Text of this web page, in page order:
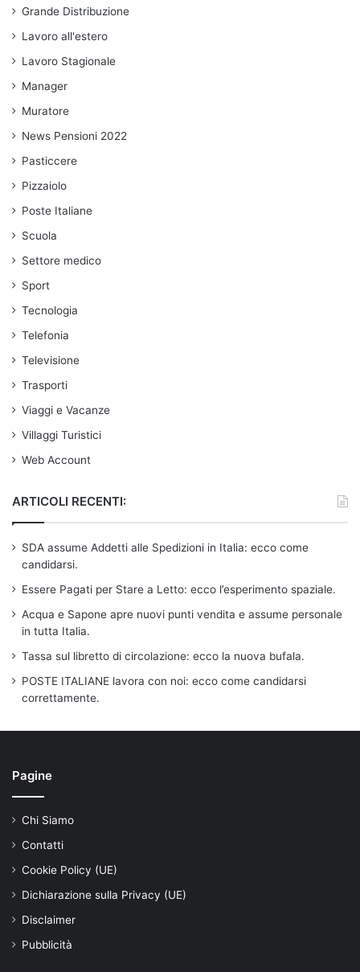
Grande Distribuzione
Lavoro all'estero
Lavoro Stagionale
Manager
Muratore
News Pensioni 2022
Pasticcere
Pizzaiolo
Poste Italiane
Scuola
Settore medico
Sport
Tecnologia
Telefonia
Televisione
Trasporti
Viaggi e Vacanze
Villaggi Turistici
Web Account
ARTICOLI RECENTI:
SDA assume Addetti alle Spedizioni in Italia: ecco come
candidarsi.
Essere Pagati per Stare a Letto: ecco l’esperimento spaziale.
Acqua e Sapone apre nuovi punti vendita e assume personale
in tutta Italia.
Tassa sul libretto di circolazione: ecco la nuova bufala.
POSTE ITALIANE lavora con noi: ecco come candidarsi
correttamente.
Pagine
Chi Siamo
Contatti
Cookie Policy (UE)
Dichiarazione sulla Privacy (UE)
Disclaimer
Pubblicità